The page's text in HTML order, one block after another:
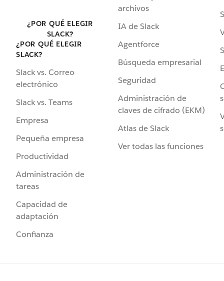
¿POR QUÉ ELEGIR
SLACK?
¿POR QUÉ ELEGIR
SLACK?
Slack vs. Correo
electrónico
Slack vs. Teams
Empresa
Pequeña empresa
Productividad
Administración de
tareas
Capacidad de
adaptación
Confianza
archivos
IA de Slack
Agentforce
Búsqueda empresarial
Seguridad
Administración de
claves de cifrado (EKM)
Atlas de Slack
Ver todas las funciones